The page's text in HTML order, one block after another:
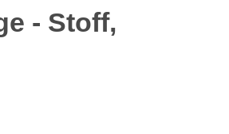
- Stoff,